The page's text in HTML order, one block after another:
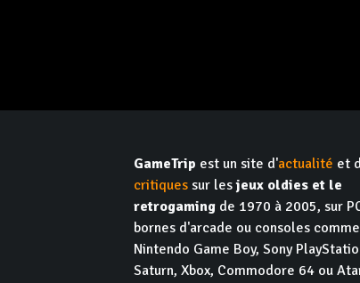
GameTrip est un site d'actualité et
critiques sur lesjeux oldies et le
retrogaming de 1970 à 2005, sur
bornes d'arcade ou consoles comme
Nintendo Game Boy, Sony
Saturn, Xbox, Commodore 64 ou